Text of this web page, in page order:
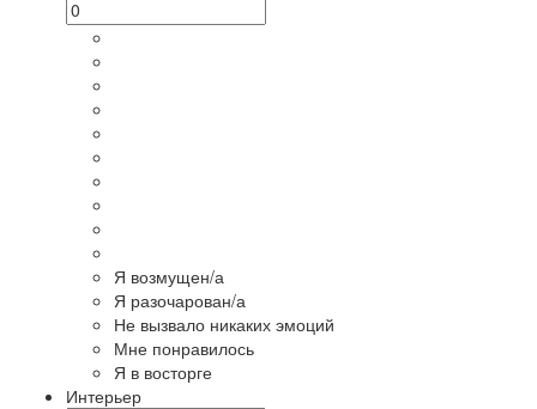
Я возмущен/а
Я разочарован/а
Не вызвало никаких эмоций
Мне понравилось
Я в восторге
Интерьер